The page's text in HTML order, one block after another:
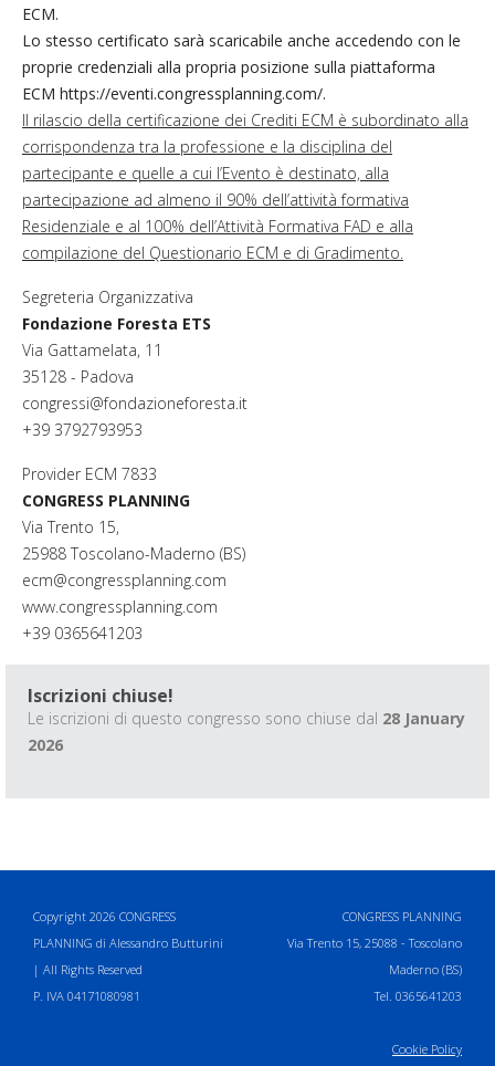
ECM.
Lo stesso certificato sarà scaricabile anche accedendo con le
proprie credenziali alla propria posizione sulla piattaforma
ECM https://eventi.congressplanning.com/.
Il rilascio della certificazione dei Crediti ECM è subordinato alla
corrispondenza tra la professione e la disciplina del
partecipante e quelle a cui l’Evento è destinato, alla
partecipazione ad almeno il 90% dell’attività formativa
Residenziale e al 100% dell’Attività Formativa FAD e alla
compilazione del Questionario ECM e di Gradimento.
Segreteria Organizzativa
Fondazione Foresta ETS
Via Gattamelata, 11
35128 - Padova
congressi@fondazioneforesta.it
+39 3792793953
Provider ECM 7833
CONGRESS PLANNING
Via Trento 15,
25988 Toscolano-Maderno (BS)
ecm@congressplanning.com
www.congressplanning.com
+39 0365641203
Iscrizioni chiuse!
Le iscrizioni di questo congresso sono chiuse dal 28 January
2026
Copyright 2026 CONGRESS
PLANNING di Alessandro Butturini
| All Rights Reserved
P. IVA 04171080981
CONGRESS PLANNING
Via Trento 15, 25088 - Toscolano
Maderno (BS)
Tel. 0365641203
Cookie Policy